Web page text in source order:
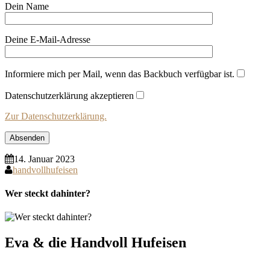
Dein Name
Deine E-Mail-Adresse
Informiere mich per Mail, wenn das Backbuch verfügbar ist.
Datenschutzerklärung akzeptieren
Zur Datenschutzerklärung.
14. Januar 2023
handvollhufeisen
Wer steckt dahinter?
Eva & die Handvoll Hufeisen